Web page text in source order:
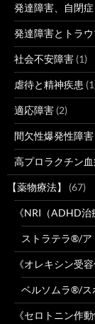
発達障害、自閉
発達障害とトラウ
社会不安障害 (1)
虐待と精神疾患
適応障害 (2)
間欠性爆発性障害
高プロラクチン血
【薬物療法】 (67)
《NRI（ADHD治
ストラテラ®/ア
《オレキシン受
ベルソムラ®/ス
《セロトニン作